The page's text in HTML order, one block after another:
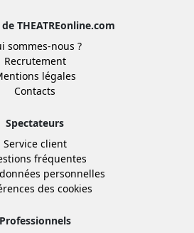
THEATREonline.com
sommes-nous ?
Recrutement
légales
Contacts
Spectateurs
Service client
fréquentes
données personnelles
des cookies
Professionnels